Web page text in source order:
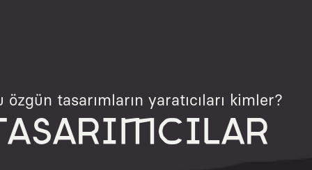
özgün tasarımların yaratıcıları kimler?